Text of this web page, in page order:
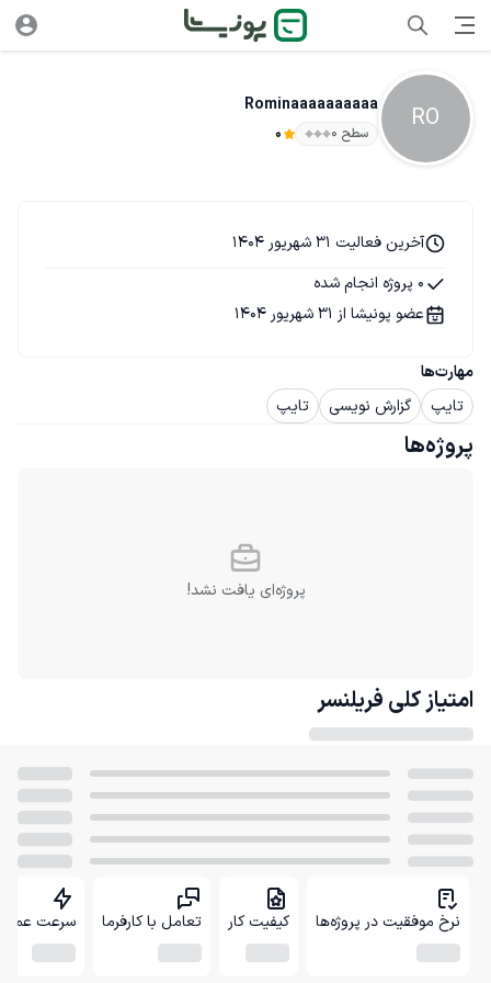
RO
Rominaaaaaaaaaa
سطح ۰ 0
مهارت‌ها
تایپ
گزارش نویسی تایپ
آخرین فعالیت 31 شهریور 1404
0 پروژه انجام شده
عضو پونیشا از 31 شهریور 1404
پروژه‌ها
پروژه‌ای یافت نشد!
امتیاز کلی فریلنسر
نرخ موفقیت در پروژه‌ها کیفیت کار تعامل با کارفرما سرعت عمل